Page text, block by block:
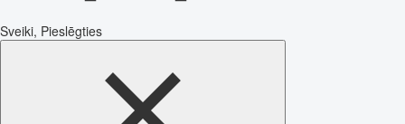
Sveiki, Pieslēgties